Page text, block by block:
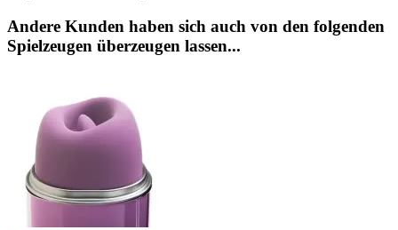
Andere Kunden haben sich auch von den folgenden
Spielzeugen überzeugen lassen...